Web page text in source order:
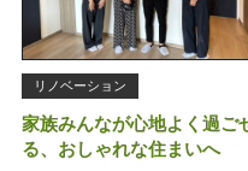
リノベーション
家族みんなが心地よく過ご
る、おしゃれな住まいへ